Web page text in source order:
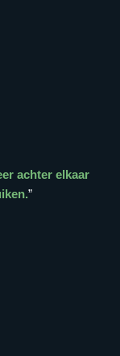
achter elkaar
”